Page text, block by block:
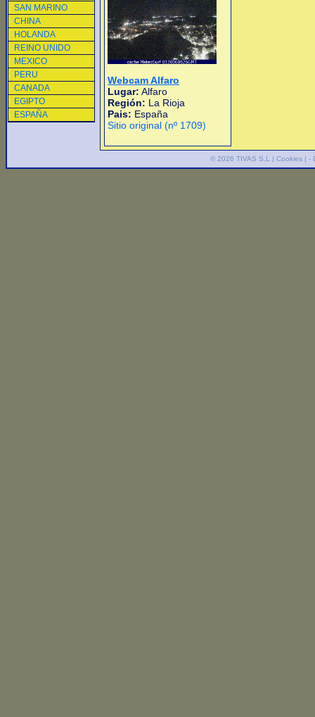
SAN MARINO
CHINA
HOLANDA
REINO UNIDO
MEXICO
PERU
CANADA
EGIPTO
ESPAÑA
Webcam Alfaro
Lugar: Alfaro
Región: La Rioja
Pais: España
Sitio original (nº 1709)
© 2026 TIVAS S.L | Cookies| -